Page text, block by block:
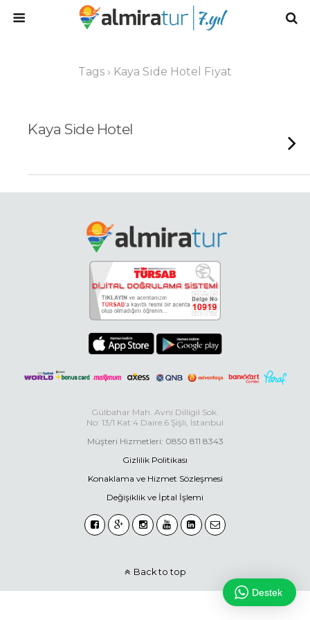
Tags › Kaya Side Hotel Fiyat
Kaya Side Hotel
Gülbahar Mah. Avni Dilligil Sok.
No: 13/1 Kat:4 Daire:6 Şişli, İstanbul
Müşteri Hizmetleri: 0850 811 8343
Gizlilik Politikası
Konaklama ve Hizmet Sözleşmesi
Değişiklik ve İptal İşlemi
Back to top
Destek